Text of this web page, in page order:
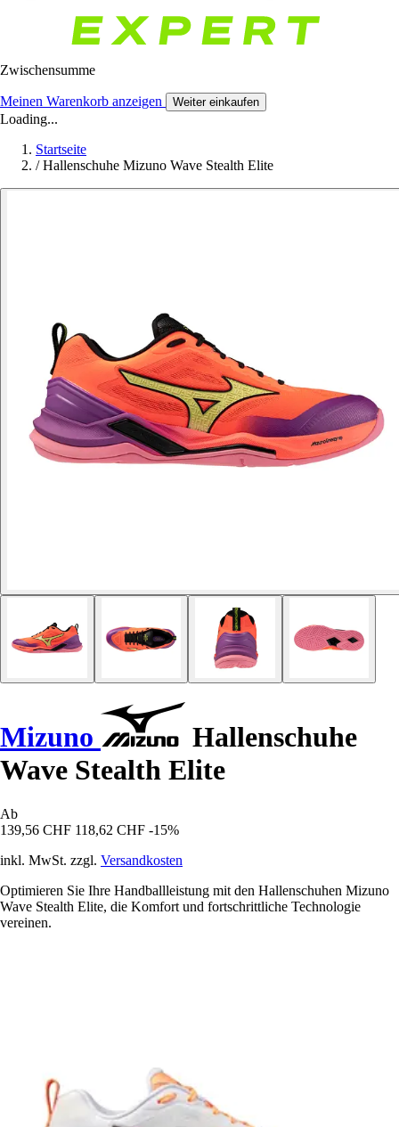
Zwischensumme
Meinen Warenkorb anzeigen Weiter einkaufen
Loading...
Startseite
/ Hallenschuhe Mizuno Wave Stealth Elite
Mizuno
Hallenschuhe
Wave Stealth Elite
Ab
139,56 CHF 118,62 CHF -15%
inkl. MwSt. zzgl. Versandkosten
Optimieren Sie Ihre Handballleistung mit den Hallenschuhen Mizuno
Wave Stealth Elite, die Komfort und fortschrittliche Technologie
vereinen.